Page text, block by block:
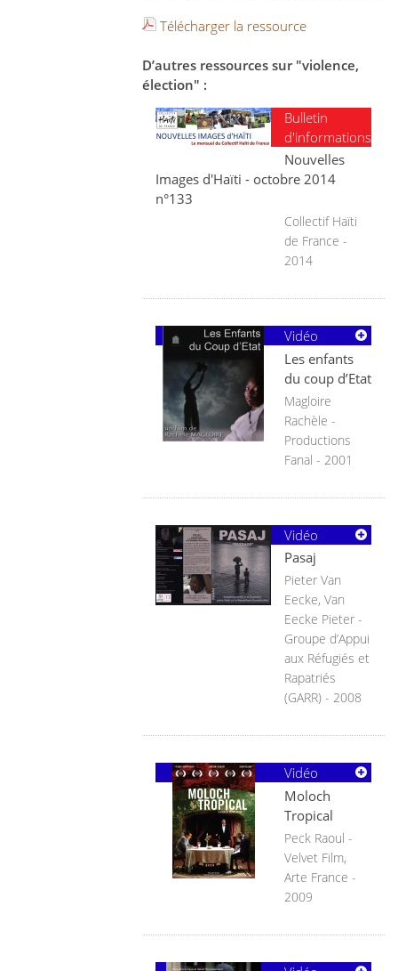
Télécharger la ressource
D’autres ressources sur "violence,
élection" :
Bulletin
d'informations
Nouvelles
Images d'Haïti - octobre 2014
n°133
Collectif Haïti
de France -
2014
Vidéo
Les enfants
du coup d’Etat
Magloire
Rachèle -
Productions
Fanal - 2001
Vidéo
Pasaj
Pieter Van
Eecke, Van
Eecke Pieter -
Groupe d’Appui
aux Réfugiés et
Rapatriés
(GARR) - 2008
Vidéo
Moloch
Tropical
Peck Raoul -
Velvet Film,
Arte France -
2009